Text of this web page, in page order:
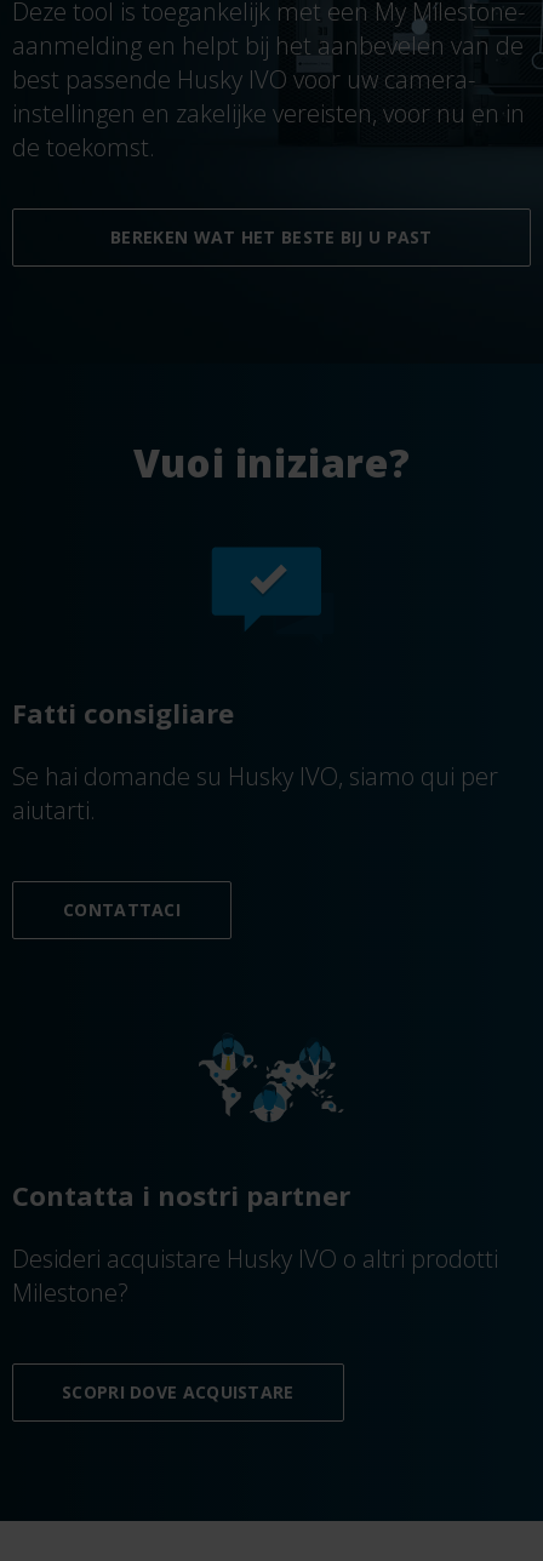
Deze tool is toegankelijk met een My Milestone-
aanmelding en helpt bij het aanbevelen van de
best passende Husky IVO voor uw camera-
instellingen en zakelijke vereisten, voor nu en in
de toekomst.
BEREKEN WAT HET BESTE BIJ U PAST
Vuoi iniziare?
Fatti consigliare
Se hai domande su Husky IVO, siamo qui per
aiutarti.
CONTATTACI
Contatta i nostri partner
Desideri acquistare Husky IVO o altri prodotti
Milestone?
SCOPRI DOVE ACQUISTARE